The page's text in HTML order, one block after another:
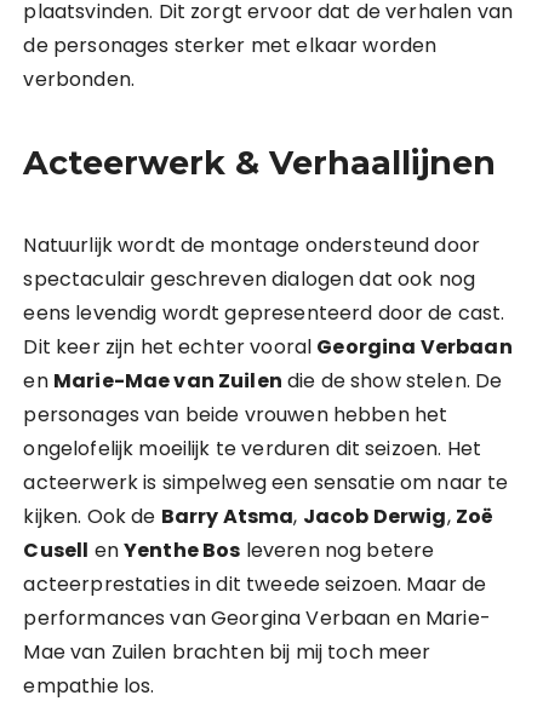
plaatsvinden. Dit zorgt ervoor dat de verhalen van
de personages sterker met elkaar worden
verbonden.
Acteerwerk & Verhaallijnen
Natuurlijk wordt de montage ondersteund door
spectaculair geschreven dialogen dat ook nog
eens levendig wordt gepresenteerd door de cast.
Dit keer zijn het echter vooral Georgina Verbaan
en Marie-Mae van Zuilen die de show stelen. De
personages van beide vrouwen hebben het
ongelofelijk moeilijk te verduren dit seizoen. Het
acteerwerk is simpelweg een sensatie om naar te
kijken. Ook de Barry Atsma, Jacob Derwig, Zoë
Cusell enYenthe Bos leveren nog betere
acteerprestaties in dit tweede seizoen. Maar de
performances van Georgina Verbaan en Marie-
Mae van Zuilen brachten bij mij toch meer
empathie los.